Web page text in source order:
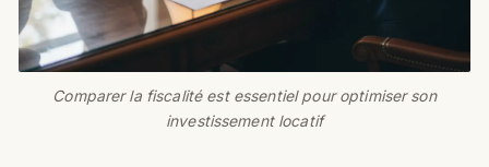
Comparer la fiscalité est essentiel pour optimiser son
investissement locatif